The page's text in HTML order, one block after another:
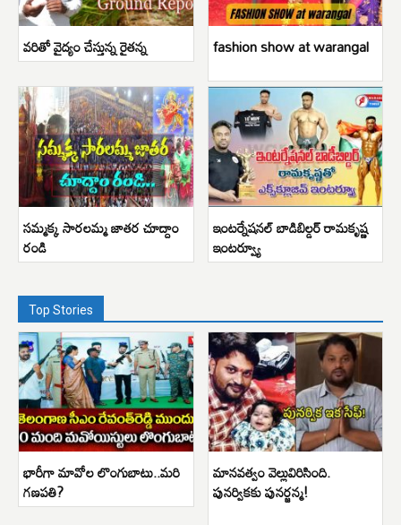
వరితో వైద్యం చేస్తున్న రైతన్న fashion show at warangal
సమ్మక్క సారలమ్మ జాతర చూద్దాం
రండి
ఇంటర్నేషనల్ బాడిబిల్డర్ రామకృష్ణ
ఇంటర్వ్యూ
Top Stories
భారీగా మావోల లొంగుబాటు..మరి
గణపతి?
మానవత్వం వెల్లువిరిసింది.
పునర్వికకు పునర్జన్మ!